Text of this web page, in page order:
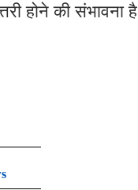
होने की संभावना